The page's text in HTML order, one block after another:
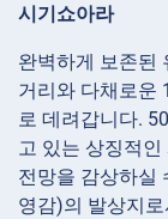
시기쇼아라
완벽하게 보존된
거리와 다채로운
로 데려갑니다.
고 있는 상징적
전망을 감상하실
영감)의 발상지